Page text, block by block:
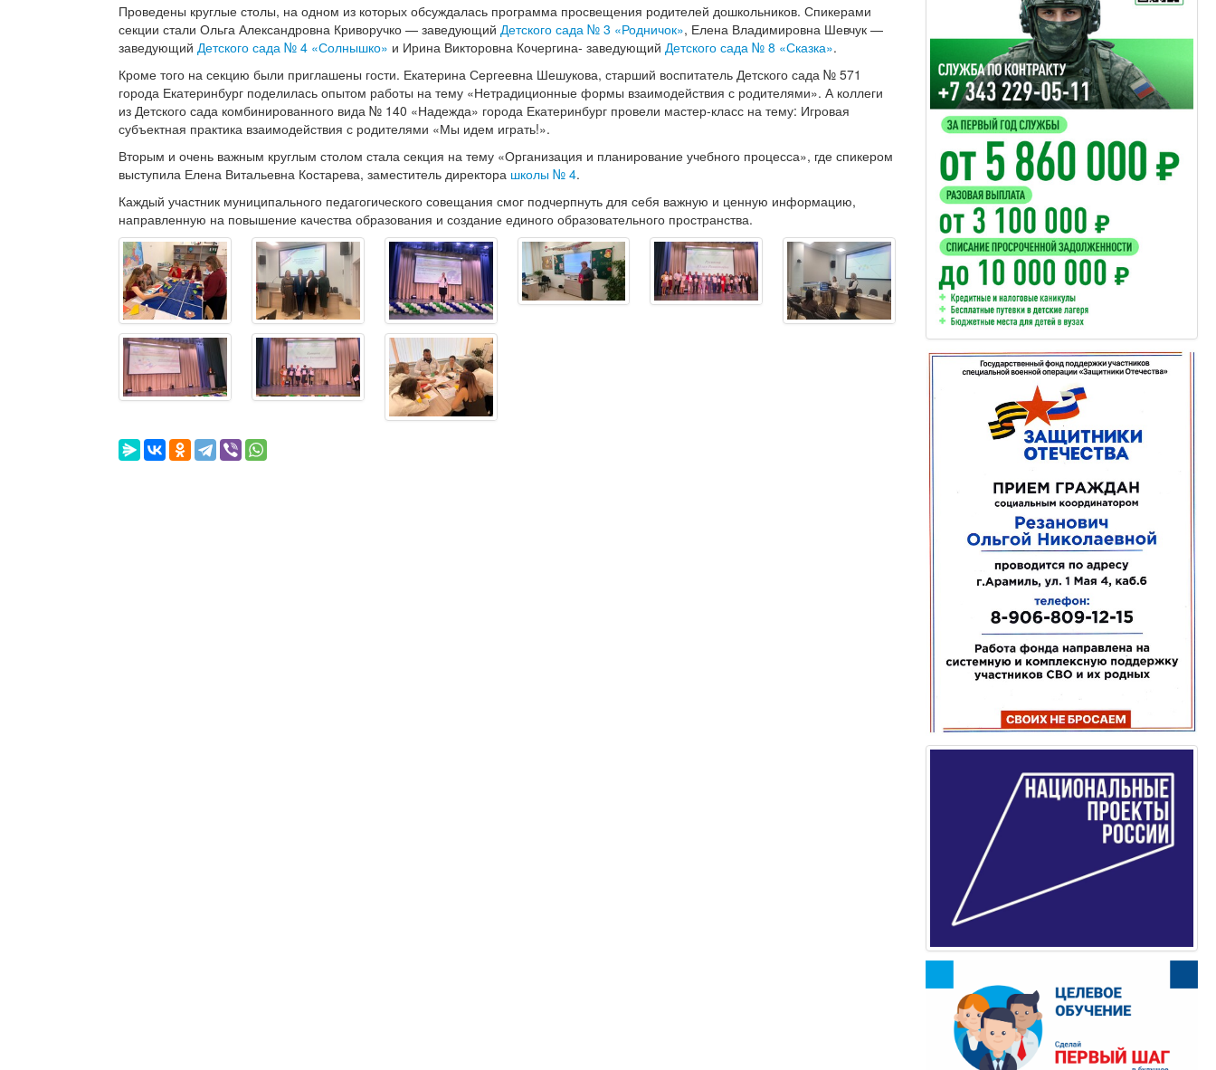
Проведены круглые столы, на одном из которых обсуждалась программа просвещения родителей дошкольников. Спикерами
секции стали Ольга Александровна Криворучко — заведующий Детского сада № 3 «Родничок», Елена Владимировна Шевчук —
заведующий Детского сада № 4 «Солнышко» и Ирина Викторовна Кочергина- заведующий Детского сада № 8 «Сказка».
Кроме того на секцию были приглашены гости. Екатерина Сергеевна Шешукова, старший воспитатель Детского сада № 571
города Екатеринбург поделилась опытом работы на тему «Нетрадиционные формы взаимодействия с родителями». А коллеги
из Детского сада комбинированного вида № 140 «Надежда» города Екатеринбург провели мастер-класс на тему: Игровая
субъектная практика взаимодействия с родителями «Мы идем играть!».
Вторым и очень важным круглым столом стала секция на тему «Организация и планирование учебного процесса», где спикером
выступила Елена Витальевна Костарева, заместитель директора школы № 4.
Каждый участник муниципального педагогического совещания смог подчерпнуть для себя важную и ценную информацию,
направленную на повышение качества образования и создание единого образовательного пространства.